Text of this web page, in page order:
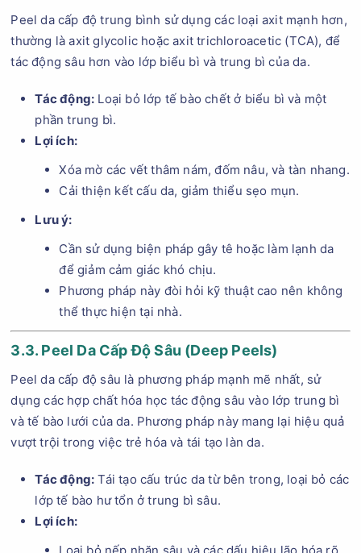
Peel da cấp độ trung bình sử dụng các loại axit mạnh hơn,
thường là axit glycolic hoặc axit trichloroacetic (TCA), để
tác động sâu hơn vào lớp biểu bì và trung bì của da.
Tác động: Loại bỏ lớp tế bào chết ở biểu bì và một
phần trung bì.
Lợi ích:
Xóa mờ các vết thâm nám, đốm nâu, và tàn nhang.
Cải thiện kết cấu da, giảm thiểu sẹo mụn.
Lưu ý:
Cần sử dụng biện pháp gây tê hoặc làm lạnh da
để giảm cảm giác khó chịu.
Phương pháp này đòi hỏi kỹ thuật cao nên không
thể thực hiện tại nhà.
3.3. Peel Da Cấp Độ Sâu (Deep Peels)
Peel da cấp độ sâu là phương pháp mạnh mẽ nhất, sử
dụng các hợp chất hóa học tác động sâu vào lớp trung bì
và tế bào lưới của da. Phương pháp này mang lại hiệu quả
vượt trội trong việc trẻ hóa và tái tạo làn da.
Tác động: Tái tạo cấu trúc da từ bên trong, loại bỏ các
lớp tế bào hư tổn ở trung bì sâu.
Lợi ích: